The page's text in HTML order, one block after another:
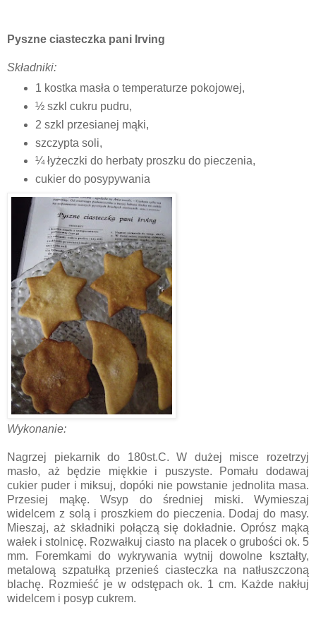
Pyszne ciasteczka pani Irving
Składniki:
1 kostka masła o temperaturze pokojowej,
½ szkl cukru pudru,
2 szkl przesianej mąki,
szczypta soli,
¼ łyżeczki do herbaty proszku do pieczenia,
cukier do posypywania
Wykonanie:
Nagrzej piekarnik do 180st.C. W dużej misce rozetrzyj
masło, aż będzie miękkie i puszyste. Pomału dodawaj
cukier puder i miksuj, dopóki nie powstanie jednolita masa.
Przesiej mąkę. Wsyp do średniej miski. Wymieszaj
widelcem z solą i proszkiem do pieczenia. Dodaj do masy.
Mieszaj, aż składniki połączą się dokładnie. Oprósz mąką
wałek i stolnicę. Rozwałkuj ciasto na placek o grubości ok. 5
mm. Foremkami do wykrywania wytnij dowolne kształty,
metalową szpatułką przenieś ciasteczka na natłuszczoną
blachę. Rozmieść je w odstępach ok. 1 cm. Każde nakłuj
widelcem i posyp cukrem.